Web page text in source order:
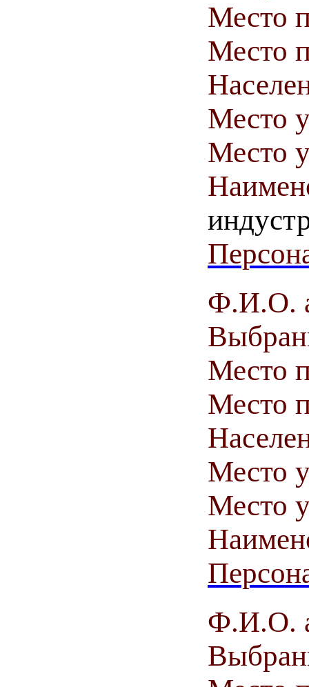
Место
Место
Место
Место
Ф.И.О.
Место
Место
Место
Место
Ф.И.О.